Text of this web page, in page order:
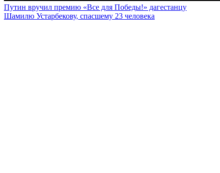
Путин вручил премию «Все для Победы!» дагестанцу
Шамилю Устарбекову, спасшему 23 человека